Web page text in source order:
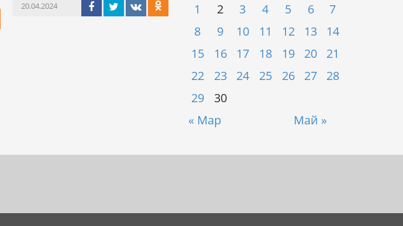
20.04.2024
« Мар Май »
1 2 3 4 5 6
7
8
9 10 11 12 13
14
15
16 17 18 19 20
21
22
23 24 25 26 27
28
29
30